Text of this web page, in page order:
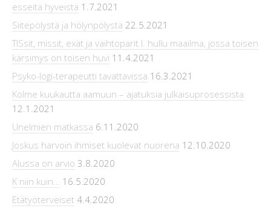
esseitä hyveistä 1.7.2021
Siitepölystä ja hölynpölystä 22.5.2021
TISsit, missit, exät ja vaihtoparit l. hullu maailma, jossa toisen
kärsimys on toisen huvi 11.4.2021
Psyko-logi-terapeutti tavattavissa 16.3.2021
Kolme kuukautta aamuun – ajatuksia julkaisuprosessista
12.1.2021
Unelmien matkassa 6.11.2020
Joskus harvoin ihmiset kuolevat nuorena 12.10.2020
Alussa on arvio 3.8.2020
K niin kuin… 16.5.2020
Etätyöterveiset 4.4.2020